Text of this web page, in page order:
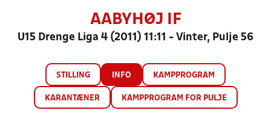
AABYHØJ IF
U15 Drenge Liga 4 (2011) 11:11 - Vinter, Pulje 56
STILLING INFO KAMPPROGRAM
KARANTÆNER KAMPPROGRAM FOR PULJE